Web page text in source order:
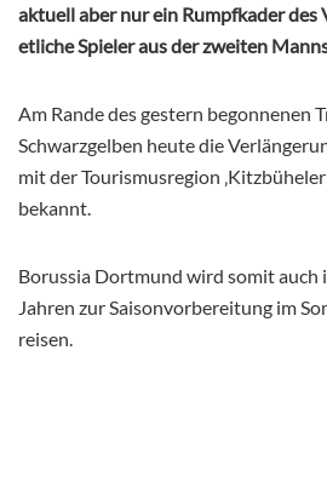
aktuell aber nur ein Rumpfkader des
etliche Spieler aus der zweiten
Am Rande des gestern begonnenen
Schwarzgelben heute die
mit der Tourismusregion
bekannt.
Borussia Dortmund wird somit auch
Jahren zur Saisonvorbereitung im
reisen.